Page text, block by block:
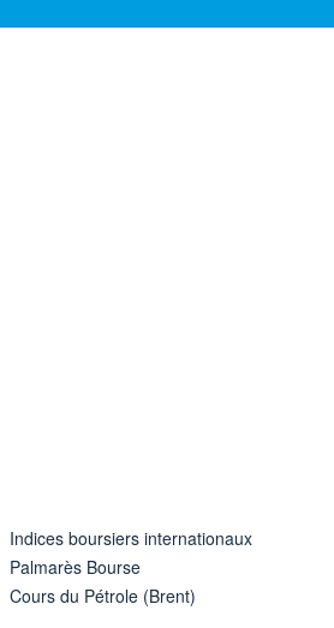
Indices boursiers internationaux
Palmarès Bourse
Cours du Pétrole (Brent)